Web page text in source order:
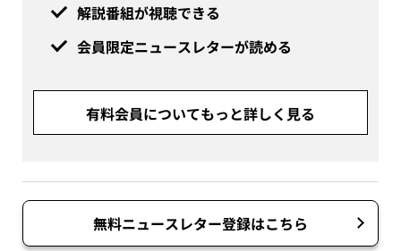
解説番組が視聴できる
会員限定ニュースレターが読める
有料会員についてもっと詳しく見る
無料ニュースレター登録はこちら